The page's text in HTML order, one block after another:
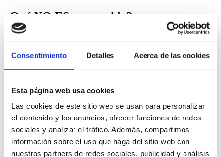
Consentimiento Detalles Acerca de las cookies
Esta página web usa cookies
Las cookies de este sitio web se usan para personalizar
el contenido y los anuncios, ofrecer funciones de redes
sociales y analizar el tráfico. Además, compartimos
información sobre el uso que haga del sitio web con
nuestros partners de redes sociales, publicidad y análisis
¿Qué NO ES una cookie?
No es un virus, ni un troyano, ni un gusano, ni spam, ni spyware, ni
¿Qué información almacena una cookie?
Lascookiesno suelen almacenar información sensible sobre usted,
como tarjetas de crédito o datos bancarios, fotografías, su DNI o
información personal, etc. Los datos que guardan son de carácter
técnico, preferencias personales, personalización de contenidos, etc.
El servidor web no le asocia a usted como persona si no a su
navegador web. De hecho, si usted navega habitualmente con
Internet Explorer y prueba a navegar por la misma web con Firefox